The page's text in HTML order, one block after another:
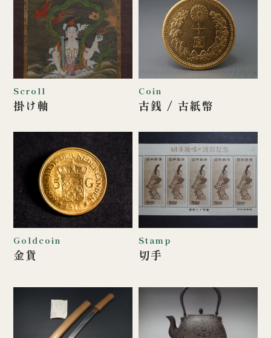
Scroll
掛け軸
Coin
古銭 / 古紙幣
Goldcoin
金貨
Stamp
切手